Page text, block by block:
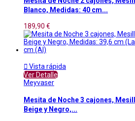
Blanco, Medidas: 40 cm...
189,90 €
 Vista rápida
Ver Detalle
Meyvaser
Mesita de Noche 3 cajones,
Beige y Negro,...